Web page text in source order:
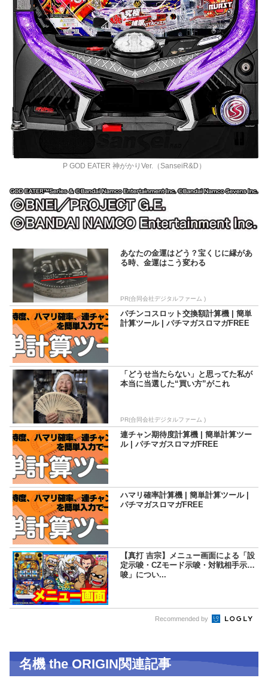
P GOD EATER 神がかりVer.（SanseiR&D）
あなたの金運はどう？宝くじに縁があ
る時、金運はこう変わる
PR(合同会社デジタルファーム )
パチンコスロット交換額計算機 | 簡単
計算ツール | パチマガスロマガFREE
「どうせ当たらない」と思ってた私が
本当に当選した“買い方”がこれ
PR(合同会社デジタルファーム )
連チャン期待度計算機 | 簡単計算ツー
ル | パチマガスロマガFREE
ハマリ確率計算機 | 簡単計算ツール |
パチマガスロマガFREE
【真打 吉宗】メニュー画面による「設
定示唆・CZモード示唆・対戦相手示
唆」につい...
Recommended by
名機 the ORIGIN関連記事